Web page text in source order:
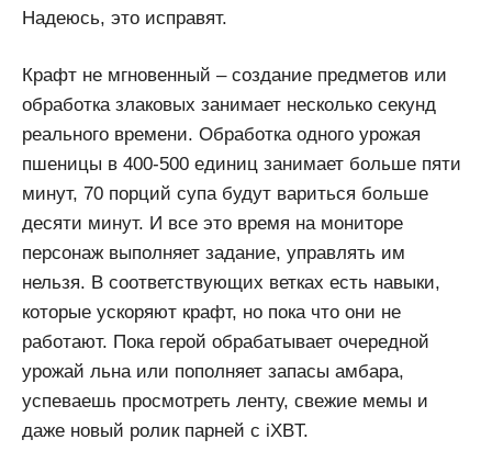
Надеюсь, это исправят.
Крафт не мгновенный – создание предметов или
обработка злаковых занимает несколько секунд
реального времени. Обработка одного урожая
пшеницы в 400-500 единиц занимает больше пяти
минут, 70 порций супа будут вариться больше
десяти минут. И все это время на мониторе
персонаж выполняет задание, управлять им
нельзя. В соответствующих ветках есть навыки,
которые ускоряют крафт, но пока что они не
работают. Пока герой обрабатывает очередной
урожай льна или пополняет запасы амбара,
успеваешь просмотреть ленту, свежие мемы и
даже новый ролик парней с iXBT.